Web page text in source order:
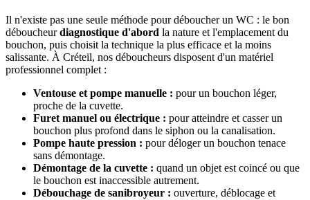
Il n'existe pas une seule méthode pour déboucher un WC : le bon
déboucheurdiagnostique d'abord la nature et l'emplacement du
bouchon, puis choisit la technique la plus efficace et la moins
salissante. À Créteil, nos déboucheurs disposent d'un matériel
professionnel complet :
Ventouse et pompe manuelle : pour un bouchon léger,
proche de la cuvette.
Furet manuel ou électrique : pour atteindre et casser un
bouchon plus profond dans le siphon ou la canalisation.
Pompe haute pression : pour déloger un bouchon tenace
sans démontage.
Démontage de la cuvette : quand un objet est coincé ou que
le bouchon est inaccessible autrement.
Débouchage de sanibroyeur : ouverture, déblocage et